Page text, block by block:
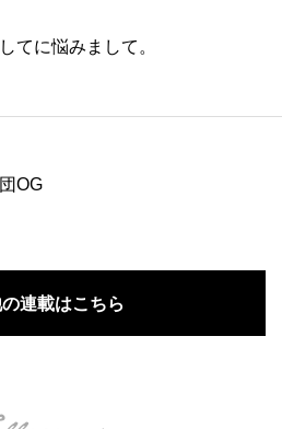
てに悩みまして。
OG
連載はこちら